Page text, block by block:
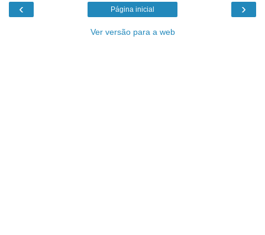
‹ ›
Página inicial
Ver versão para a web